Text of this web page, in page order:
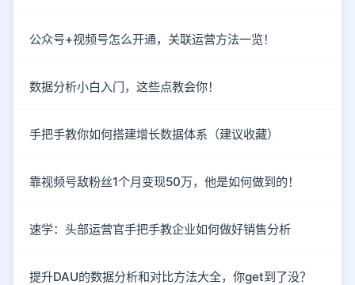
公众号+视频号怎么开通，关联运营方法一览！
数据分析小白入门，这些点教会你！
手把手教你如何搭建增长数据体系（建议收藏）
靠视频号敌粉丝1个月变现50万，他是如何做到的！
速学：头部运营官手把手教企业如何做好销售分析
提升DAU的数据分析和对比方法大全，你get到了没？